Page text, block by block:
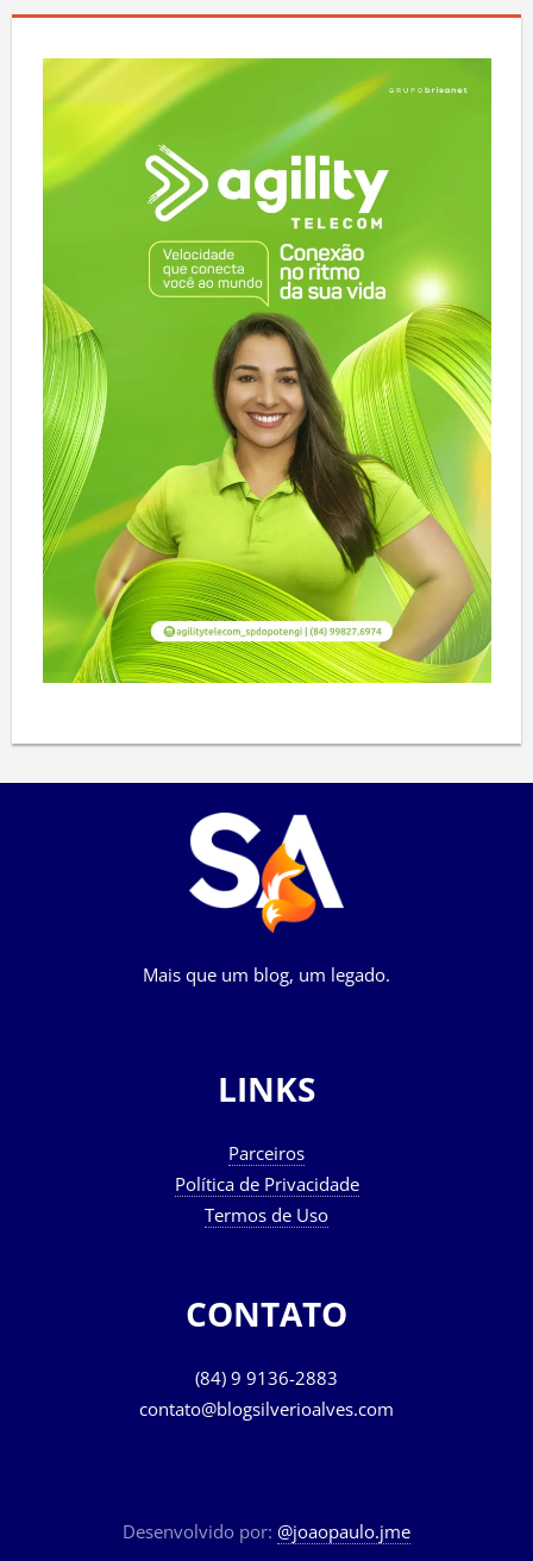
Mais que um blog, um legado.
LINKS
Parceiros
Política de Privacidade
Termos de Uso
CONTATO
(84) 9 9136-2883
contato@blogsilverioalves.com
Desenvolvido por: @joaopaulo.jme